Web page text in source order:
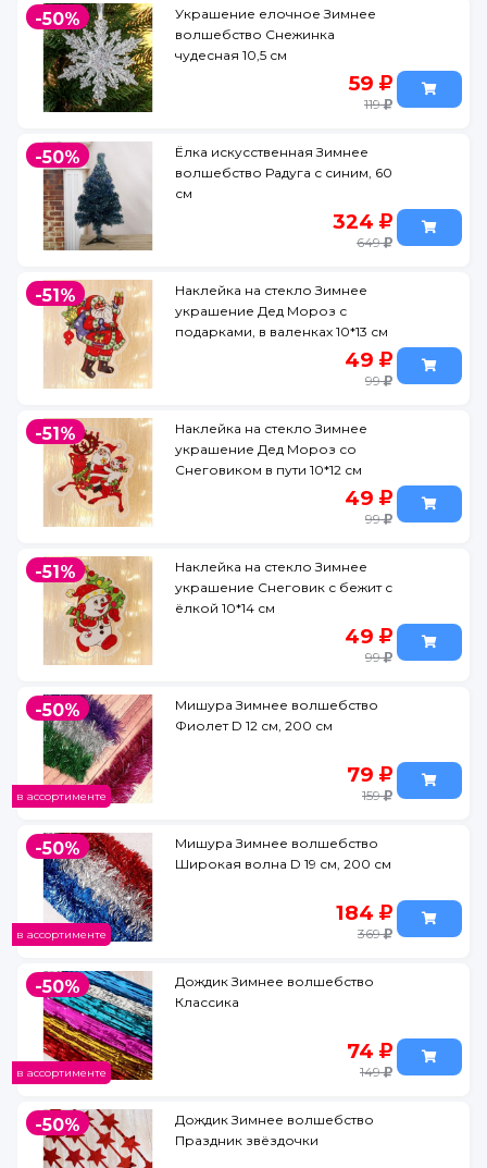
-50%
Украшение елочное Зимнее
волшебство Снежинка
чудесная 10,5 см
59
119
-50%
Ёлка искусственная Зимнее
волшебство Радуга с синим, 60
см
324
649
-51%
Наклейка на стекло Зимнее
украшение Дед Мороз с
подарками, в валенках 10*13 см
49
99
-51%
Наклейка на стекло Зимнее
украшение Дед Мороз со
Снеговиком в пути 10*12 см
49
99
-51%
Наклейка на стекло Зимнее
украшение Снеговик с бежит с
ёлкой 10*14 см
49
99
-50%
в ассортименте
Мишура Зимнее волшебство
Фиолет D 12 см, 200 см
79
159
-50%
в ассортименте
Мишура Зимнее волшебство
Широкая волна D 19 см, 200 см
184
369
-50%
в ассортименте
Дождик Зимнее волшебство
Классика
74
149
-50%
Дождик Зимнее волшебство
Праздник звёздочки